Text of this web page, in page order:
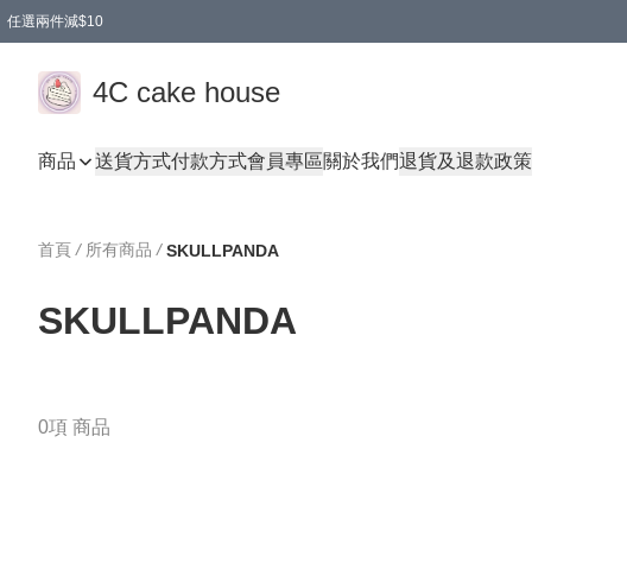
任選兩件減$10
4C cake house
商品 送貨方式付款方式會員專區關於我們退貨及退款政策
首頁 / 所有商品 / SKULLPANDA
SKULLPANDA
0項 商品